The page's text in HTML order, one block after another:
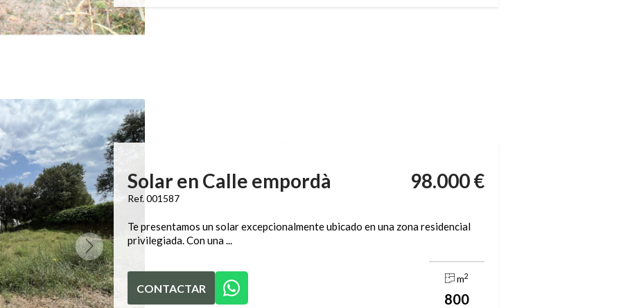
Solar en Calle empordà
Ref. 001587
98.000 €
Te presentamos un solar excepcionalmente ubicado en una zona residencial
privilegiada. Con una ...
CONTACTAR
m2
800